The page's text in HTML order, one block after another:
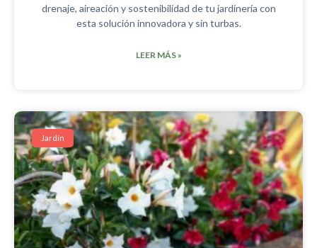
drenaje, aireación y sostenibilidad de tu jardinería con
esta solución innovadora y sin turbas.
LEER MÁS »
Jardín